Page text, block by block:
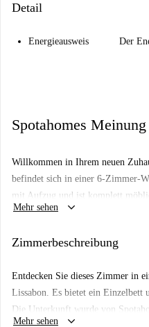
Detail
Energieausweis
Der
Spotahomes Meinung
Willkommen in Ihrem neuen
befindet sich in einer 6-Zimmer-
mit Aufzug und ist komplett
einer eigenen Waschmaschine
Die Wohnung liegt in einem
Deco erkunden. Auch Orte mit
architektonischer Schönheit wie
Mehr sehen keyboard_arrow_down
Zimmerbeschreibung
Entdecken Sie dieses Zimmer in
Lissabon. Es bietet ein Einzelbett
Die Unterkunft wurde von
Mehr sehen keyboard_arrow_down